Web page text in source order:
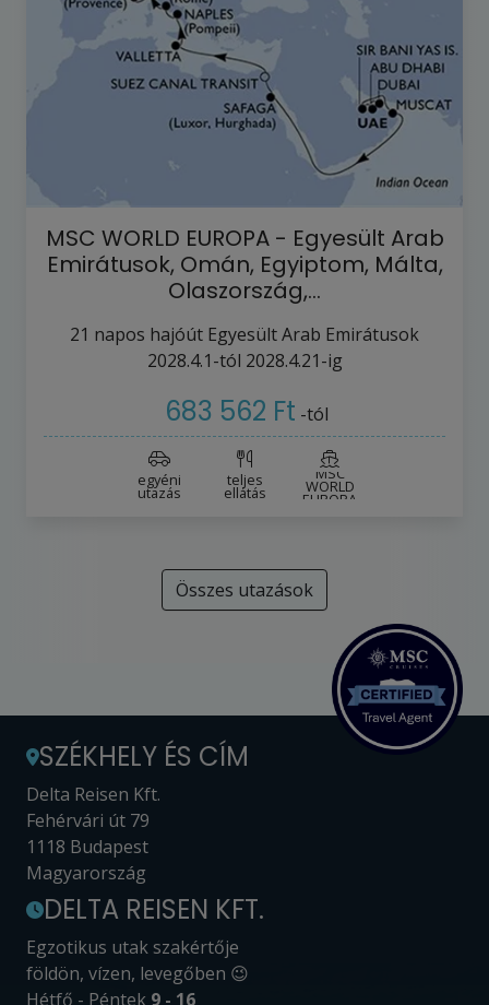
MSC WORLD EUROPA - Egyesült Arab
Emirátusok, Omán, Egyiptom, Málta,
Olaszország,…
21 napos hajóút Egyesült Arab Emirátusok
2028.4.1-tól 2028.4.21-ig
683 562 Ft -tól
egyéni
utazás
teljes
ellátás
MSC
WORLD
EUROPA
Összes utazások
SZÉKHELY ÉS CÍM
Delta Reisen Kft.
Fehérvári út 79
1118 Budapest
Magyarország
DELTA REISEN KFT.
Egzotikus utak szakértője
földön, vízen, levegőben 😉
Hétfő - Péntek 9 - 16